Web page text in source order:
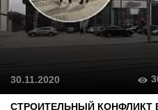
СТРОИТЕЛЬНЫЙ КОНФЛИКТ
30.11.2020